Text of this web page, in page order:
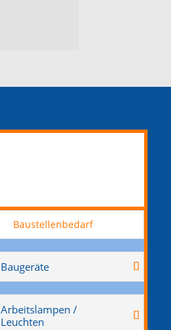
Baustellenbedarf
Baugeräte
Arbeitslampen /
Leuchten